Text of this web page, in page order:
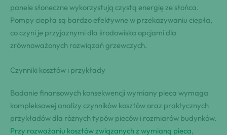
panele słoneczne wykorzystują czystą energię ze słońca.
Pompy ciepła są bardzo efektywne w przekazywaniu ciepła,
co czyni je przyjaznymi dla środowiska opcjami dla
zrównoważonych rozwiązań grzewczych.
Czynniki kosztów i przykłady
Badanie finansowych konsekwencji wymiany pieca wymaga
kompleksowej analizy czynników kosztów oraz praktycznych
przykładów dla różnych typów pieców i rozmiarów budynków.
Przy rozważaniu kosztów związanych z wymianą pieca,